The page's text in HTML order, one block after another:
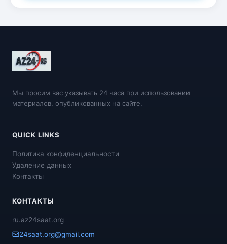
Мы просим вас указывать 24 часа при использовании
материалов, опубликованных на сайте.
QUICK LINKS
Политика конфиденциальности
Удаление данных
Контакты
КОНТАКТЫ
ru.az24saat.org
24saat.org@gmail.com